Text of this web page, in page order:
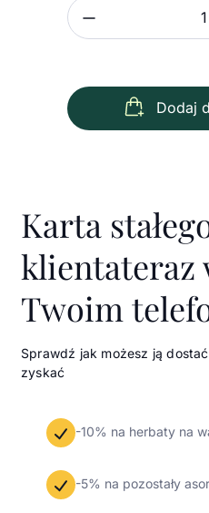
Zmniejsz
Dodaj
Karta
klientateraz
Twoim
Sprawdź jak możesz ją
zyskać
-10% na herbaty na
-5% na pozostały